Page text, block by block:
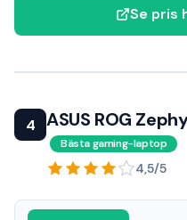
Se pris
4 ASUS ROG
Bästa gaming-laptop
4,5/5